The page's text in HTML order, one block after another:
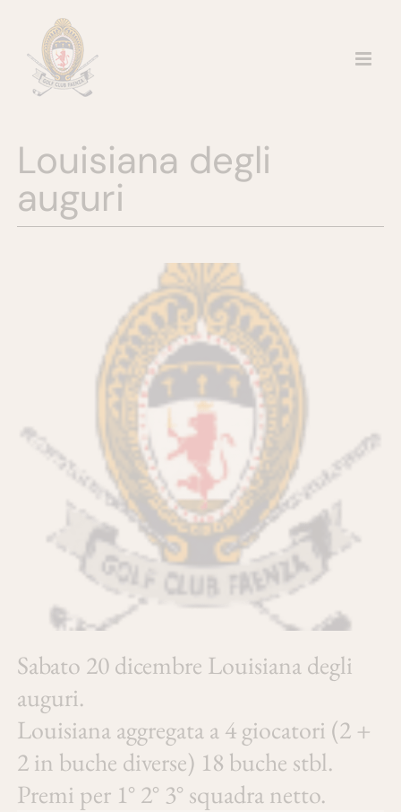
contenuto
Louisiana degli
auguri
Sabato 20 dicembre Louisiana degli
auguri.
Louisiana aggregata a 4 giocatori (2 +
2 in buche diverse) 18 buche stbl.
Premi per 1° 2° 3° squadra netto.